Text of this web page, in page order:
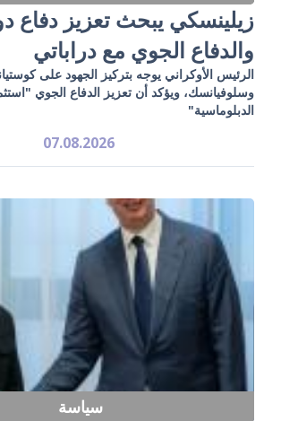
زيلينسكي يبحث تعزيز دفاع
والدفاع الجوي مع دراباتي
الرئيس الأوكراني يوجه بتركيز الجهود على
وسلوفيانسك، ويؤكد أن تعزيز الدفاع الجوي
الدبلوماسية"
07.08.2026
سياسة